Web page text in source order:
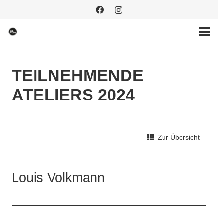
TEILNEHMENDE
ATELIERS 2024
Zur Übersicht
Louis Volkmann